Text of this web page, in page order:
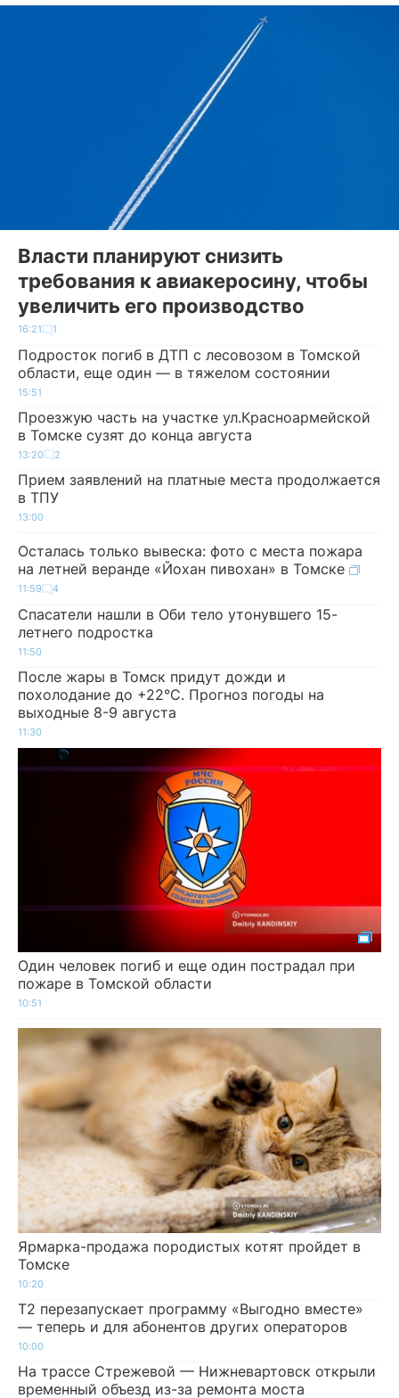
Власти планируют снизить
требования к авиакеросину, чтобы
увеличить его производство
16:21 1
Подросток погиб в ДТП с лесовозом в Томской
области, еще один — в тяжелом состоянии
15:51
Проезжую часть на участке ул.Красноармейской
в Томске сузят до конца августа
13:20 2
Прием заявлений на платные места продолжается
в ТПУ
13:00
Осталась только вывеска: фото с места пожара
на летней веранде «Йохан пивохан» в Томске
11:59 4
Спасатели нашли в Оби тело утонувшего 15-
летнего подростка
11:50
После жары в Томск придут дожди и
похолодание до +22°C. Прогноз погоды на
выходные 8-9 августа
11:30
Один человек погиб и еще один пострадал при
пожаре в Томской области
10:51
Ярмарка-продажа породистых котят пройдет в
Томске
10:20
Т2 перезапускает программу «Выгодно вместе»
— теперь и для абонентов других операторов
10:00
На трассе Стрежевой — Нижневартовск открыли
временный объезд из-за ремонта моста